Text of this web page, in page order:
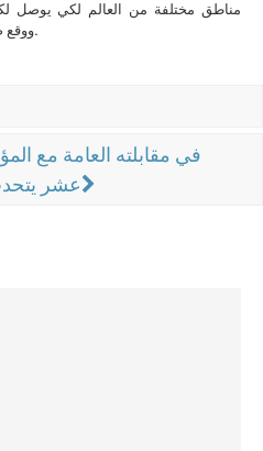
مناطق مختلفة من العالم لكي يوصل
ووقع صدى الإنجيل الحي.
في مقابلته العامة مع
عشر